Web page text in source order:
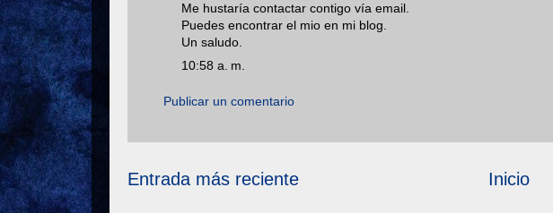
Me hustaría contactar contigo vía email.
Puedes encontrar el mio en mi blog.
Un saludo.
10:58 a. m.
Publicar un comentario
Entrada más reciente Inicio